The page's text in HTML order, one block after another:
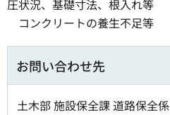
圧状況、基礎寸法、根入れ等
コンクリートの養生不足等
お問い合わせ先
土木部 施設保全課 道路保全係